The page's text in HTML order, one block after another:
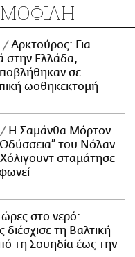
Αρκτούρος: Για
στην Ελλάδα,
σε
ωοθηκεκτομή
Η Σαμάνθα Μόρτον
του Νόλαν
σταμάτησε
στο νερό:
τη Βαλτική
τη Σουηδία έως την